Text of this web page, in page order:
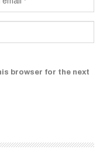
browser for the next